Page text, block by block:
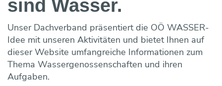
Regelwerke
Trinkwasserbar
Trinkwassernotversorgung
Trinkwasseruntersuchungsaktion
Versicherungen
Vorträge & Präsentationen
Fotos & Impressionen
Bildung ONLINE
Speicherung
Wasseraufbereitung
Reinigung
Wasserverlustanalyse und Leckortung
Wasserzähler
Projekte / Studien
EU-Angelegenheiten
Maulwurf- und Rohrlosdränung
Chronik
Team
sind Wasser.
Unser Dachverband präsentiert die OÖ WASSER-
Idee mit unseren Aktivitäten und bietet Ihnen auf
dieser Website umfangreiche Informationen zum
Thema Wassergenossenschaften und ihren
Aufgaben.